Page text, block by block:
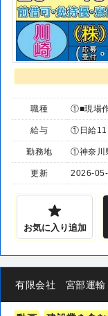
職種 ①■現場
給与 ①日給
勤務地 ①神奈川
更新 2026-
お気に入り追加
有限会社 宮部運輸